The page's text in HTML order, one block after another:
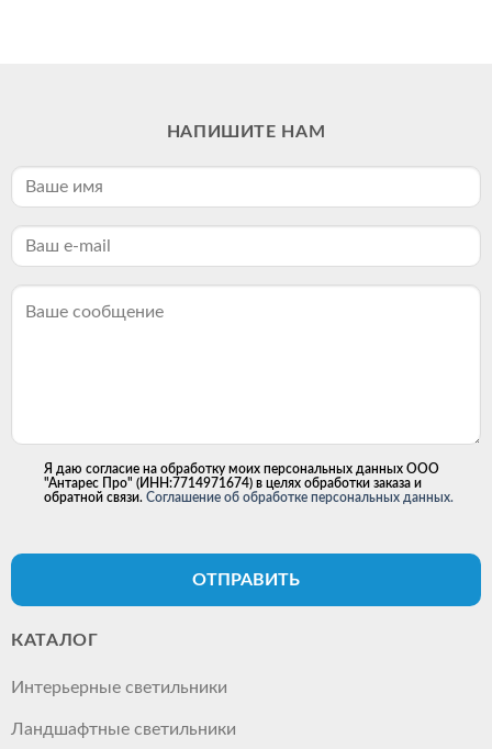
НАПИШИТЕ НАМ
Я даю согласие на обработку моих персональных данных ООО
"Антарес Про" (ИНН:7714971674) в целях обработки заказа и
обратной связи. Соглашение об обработке персональных данных.
ОТПРАВИТЬ
КАТАЛОГ
Интерьерные светильники
Ландшафтные светильники